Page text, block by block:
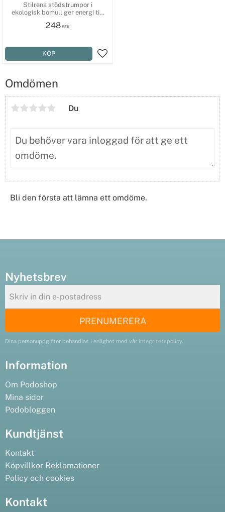
Omdömen
Du
Bli den första att lämna ett omdöme.
Stilrena stödstrumpor i
ekologisk bomull ger energi till
248 SEK
Lägg till i favoriter
Nyhetsbrev
PRENUMERERA
Dina personuppgifter behandlas i enlighet med vår integritetspolicy.
Information
Om Podoshop
Mina sidor
Podobloggen
Kundtjänst
Kontakt
Köpvillkor Reklamationer
Policy och cookies
Kontakt